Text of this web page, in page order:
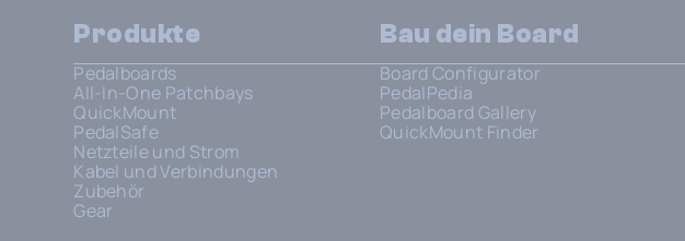
Produkte
Pedalboards
All-In-One Patchbays
QuickMount
PedalSafe
Netzteile und Strom
Kabel und Verbindungen
Zubehör
Gear
Bau dein Board
Board Configurator
PedalPedia
Pedalboard Gallery
QuickMount Finder